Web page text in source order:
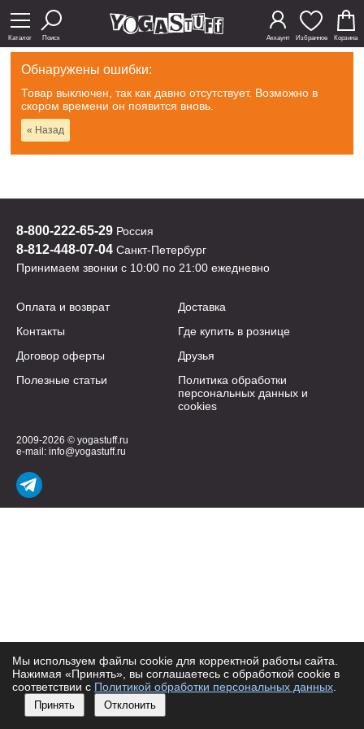
Каталог Поиск Аккаунт Избранное Корзина
Обнаружены ошибки:
Товар выключен, так как давно отсутствует. Возможно в
скором времени он появится вновь.
« Назад
8-800-222-65-29 Россия
8-812-448-07-04 Санкт-Петербург
Принимаем звонки с 10:00 по 21:00 ежедневно
Оплата и возврат
Доставка
Контакты
Где купить в рознице
Договор оферты
Друзья
Полезные статьи
Политика обработки
персональных данных и
cookies
2009-2026 © yogastuff.ru
e-mail: info@yogastuff.ru
Мы используем файлы cookie для корректной работы сайта.
Нажимая «Принять», вы соглашаетесь с обработкой cookie в
соответствии с Политикой обработки персональных данных
Принять Отклонить